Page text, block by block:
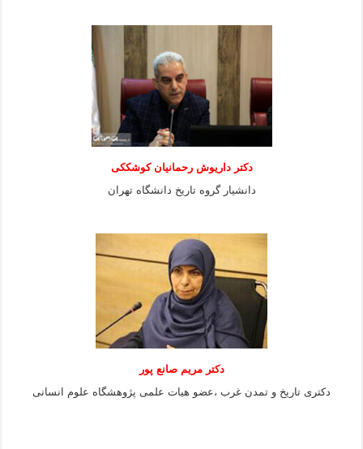
دکتر داریوش رحمانیان کوشککی
دانشیار گروه تاریخ دانشگاه تهران
دکتر مریم صانع پور
دکتری تاریخ و تمدن غرب ،عضو هیات علمی پژوهشگاه علوم انسانی